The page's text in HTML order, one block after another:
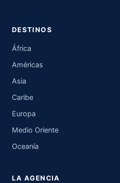
DESTINOS
África
Américas
Asia
Caribe
Europa
Medio Oriente
Oceanía
LA AGENCIA